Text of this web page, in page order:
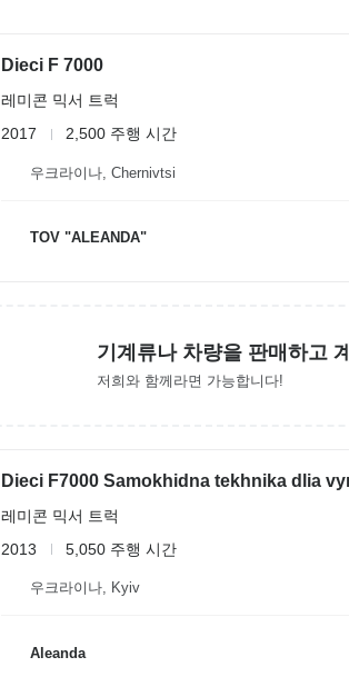
Dieci F 7000
레미콘 믹서 트럭
2017
2,500 주행 시간
우크라이나, Chernivtsi
TOV "ALEANDA"
기계류나 차량을 판매하고
저희와 함께라면 가능합니다!
Dieci F7000 Samokhidna tekhnika dlia
레미콘 믹서 트럭
2013
5,050 주행 시간
우크라이나, Kyiv
Aleanda